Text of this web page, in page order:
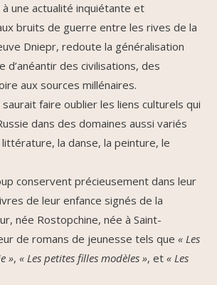
à une actualité inquiétante et
bruits de guerre entre les rives de la
Dniepr, redoute la généralisation
d’anéantir des civilisations, des
aux sources millénaires.
faire oublier les liens culturels qui
dans des domaines aussi variés
la danse, la peinture, le
conservent précieusement dans leur
de leur enfance signés de la
née Rostopchine, née à Saint-
de romans de jeunesse tels que « Les
», « Les petites filles modèles », et « Les